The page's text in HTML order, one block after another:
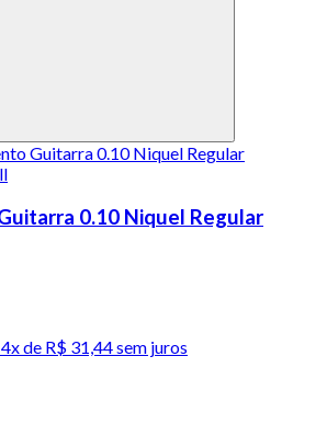
0.10 Niquel Regular
4x de R$ 31,44 sem juros